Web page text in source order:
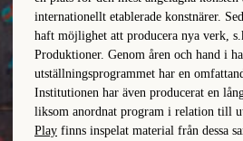
internationellt etablerade konstnärer.
haft möjlighet att producera nya verk,
Produktioner. Genom åren och hand i
utställningsprogrammet har en
Institutionen har även producerat en
liksom anordnat program i relation till
Play finns inspelat material från dessa